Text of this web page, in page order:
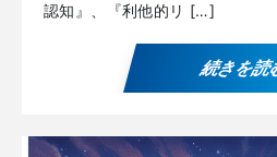
認知』、『利他的リ […]
続きを読